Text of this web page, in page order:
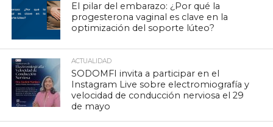
El pilar del embarazo: ¿Por qué la
progesterona vaginal es clave en la
optimización del soporte lúteo?
ACTUALIDAD
SODOMFI invita a participar en el
Instagram Live sobre electromiografía y
velocidad de conducción nerviosa el 29
de mayo